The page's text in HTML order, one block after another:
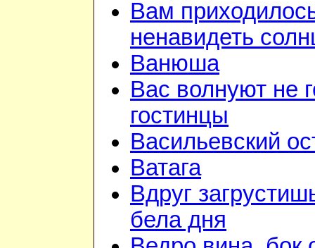
Вам
ненавидеть
Ванюша
Вас волнуют не
гостинцы
Васильевский
Ватага
Вдруг
бела дня